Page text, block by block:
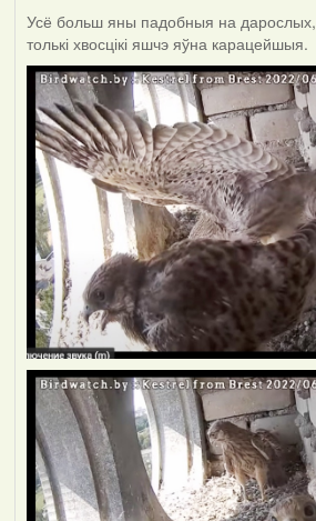
Усё больш яны падобныя на дарослых,
толькі хвосцікі яшчэ яўна карацейшыя.